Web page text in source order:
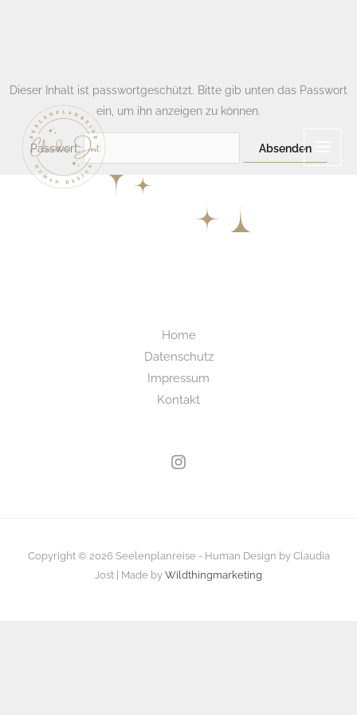
Zum
springen
Dieser Inhalt ist passwortgeschützt. Bitte gib unten das Passwort
ein, um ihn anzeigen zu können.
Passwort:
Home
Datenschutz
Impressum
Kontakt
Copyright © 2026 Seelenplanreise - Human Design by Claudia
Jost | Made by Wildthingmarketing